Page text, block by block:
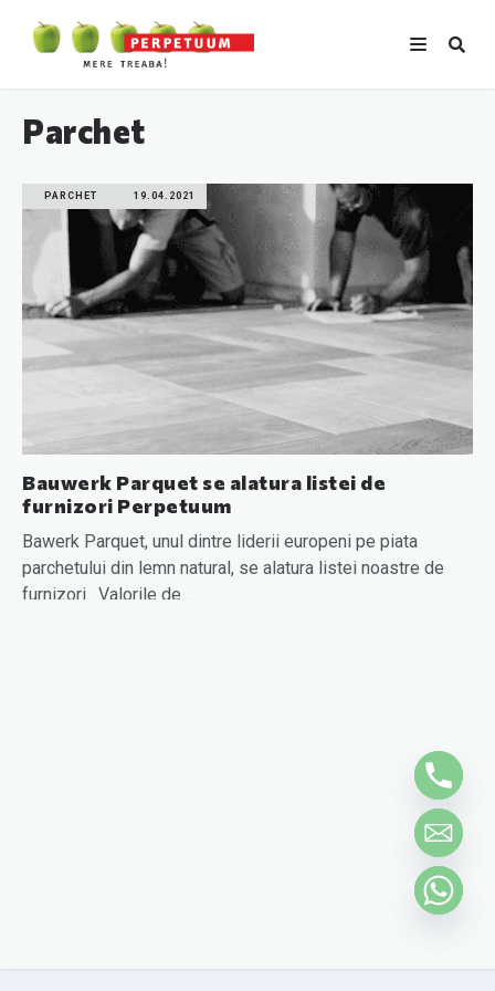
Parchet
PARCHET 19.04.2021
Bauwerk Parquet se alatura listei de
furnizori Perpetuum
Bawerk Parquet, unul dintre liderii europeni pe piata
parchetului din lemn natural, se alatura listei noastre de
furnizori. Valorile de…